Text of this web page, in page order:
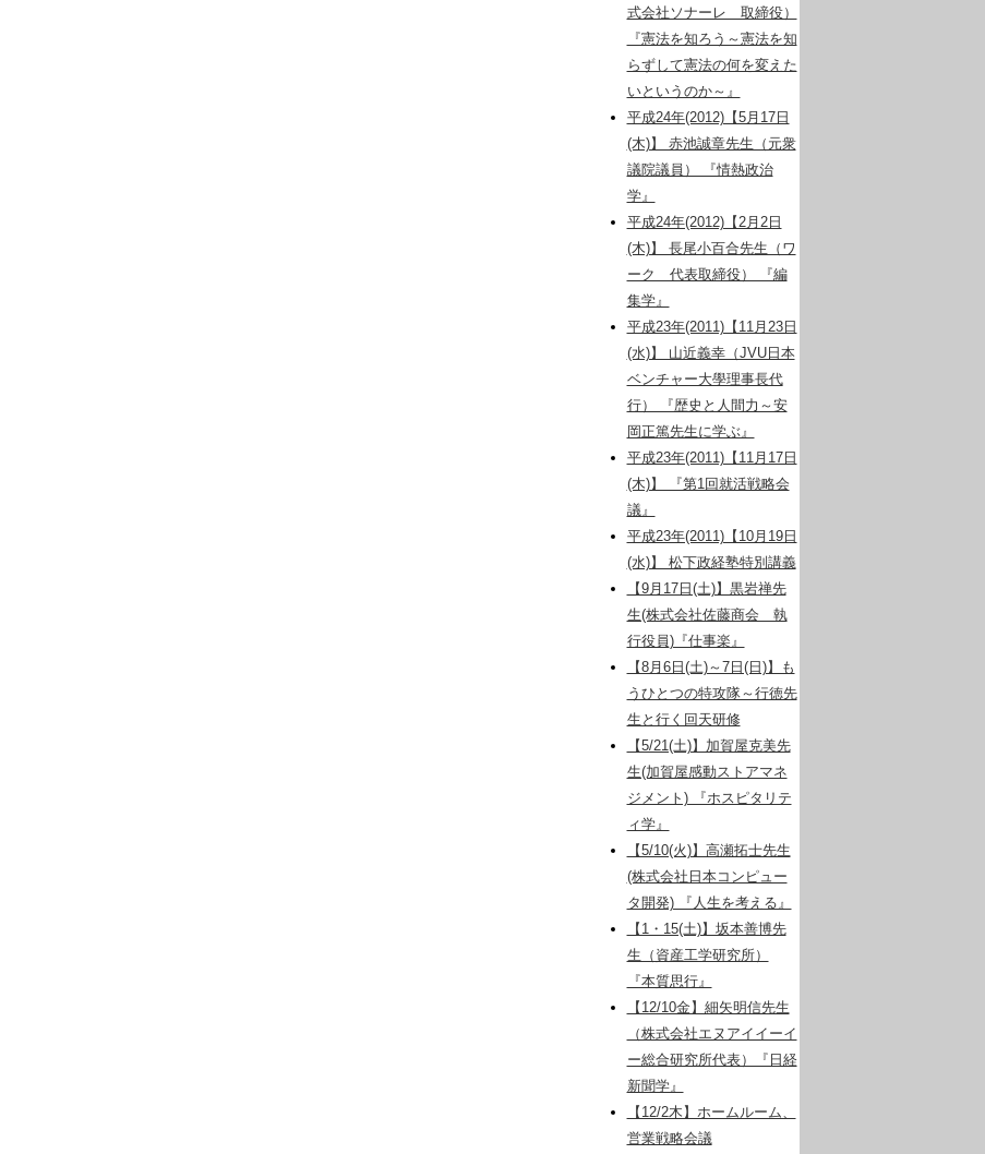
式会社ソナーレ 取締役）
『憲法を知ろう～憲法を知
らずして憲法の何を変えた
いというのか～』
平成24年(2012)【5月17日
(木)】 赤池誠章先生（元衆
議院議員） 『情熱政治
学』
平成24年(2012)【2月2日
(木)】 長尾小百合先生（ワ
ーク 代表取締役） 『編
集学』
平成23年(2011)【11月23日
(水)】 山近義幸（JVU日本
ベンチャー大學理事長代
行） 『歴史と人間力～安
岡正篤先生に学ぶ』
平成23年(2011)【11月17日
(木)】 『第1回就活戦略会
議』
平成23年(2011)【10月19日
(水)】 松下政経塾特別講義
【9月17日(土)】黒岩禅先
生(株式会社佐藤商会 執
行役員)『仕事楽』
【8月6日(土)～7日(日)】も
うひとつの特攻隊～行徳先
生と行く回天研修
【5/21(土)】加賀屋克美先
生(加賀屋感動ストアマネ
ジメント) 『ホスピタリテ
ィ学』
【5/10(火)】高瀬拓士先生
(株式会社日本コンピュー
タ開発) 『人生を考える』
【1・15(土)】坂本善博先
生（資産工学研究所）
『本質思行』
【12/10金】細矢明信先生
（株式会社エヌアイイーイ
ー総合研究所代表）『日経
新聞学』
【12/2木】ホームルーム、
営業戦略会議